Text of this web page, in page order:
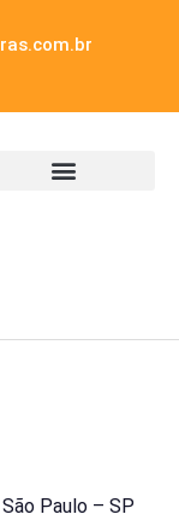
Paulo – SP